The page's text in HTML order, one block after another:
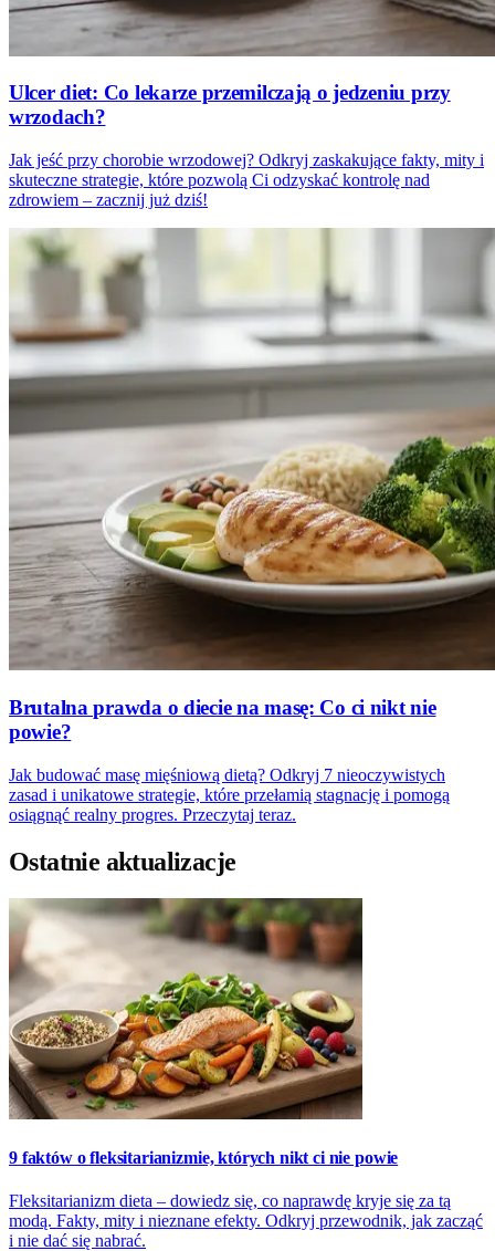
Ulcer diet: Co lekarze przemilczają o jedzeniu przy
wrzodach?
Jak jeść przy chorobie wrzodowej? Odkryj zaskakujące fakty, mity i
skuteczne strategie, które pozwolą Ci odzyskać kontrolę nad
zdrowiem – zacznij już dziś!
Brutalna prawda o diecie na masę: Co ci nikt nie
powie?
Jak budować masę mięśniową dietą? Odkryj 7 nieoczywistych
zasad i unikatowe strategie, które przełamią stagnację i pomogą
osiągnąć realny progres. Przeczytaj teraz.
Ostatnie aktualizacje
9 faktów o fleksitarianizmie, których nikt ci nie powie
Fleksitarianizm dieta – dowiedz się, co naprawdę kryje się za tą
modą. Fakty, mity i nieznane efekty. Odkryj przewodnik, jak zacząć
i nie dać się nabrać.